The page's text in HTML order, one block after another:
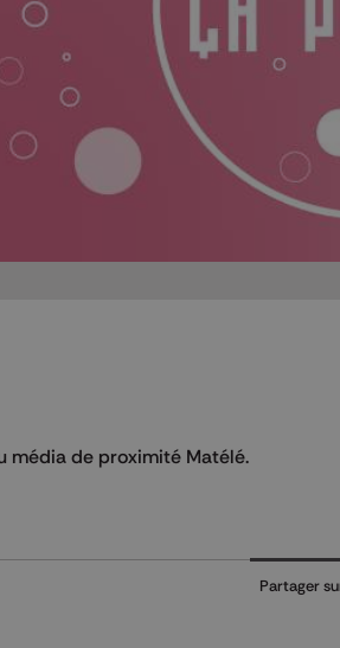
média de proximité Matélé.
Partager